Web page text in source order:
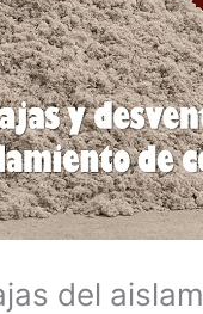
del